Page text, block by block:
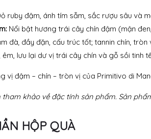
ruby đậm, ánh tím sẫm, sắc rượu sâu và
Nổi bật hương trái cây chín đậm (mận
đà, đầy đặn, cấu trúc tốt; tannin chín,
êm, lưu lại dư vị trái cây chín và gỗ sồi tinh
vị đậm – chín – tròn vị của Primitivo di
khảo về đặc tính sản phẩm. Sản
HỘP QUÀ